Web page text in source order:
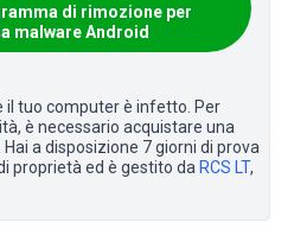
di rimozione per
malware Android
il tuo computer è infetto. Per
è necessario acquistare una
a disposizione 7 giorni di prova
proprietà ed è gestito da RCS LT,